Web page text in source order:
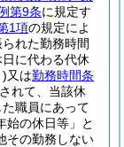
第9条に規定す
1項の規定によ
れた勤務時間
に代わる代休
)又は勤務時間条
れて、当該休
職員にあって
始の休日等」と
その勤務しない